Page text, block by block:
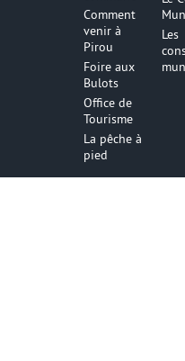
Comment
venir à
Pirou
Foire aux
Bulots
Office de
Tourisme
La pêche à
pied
Les